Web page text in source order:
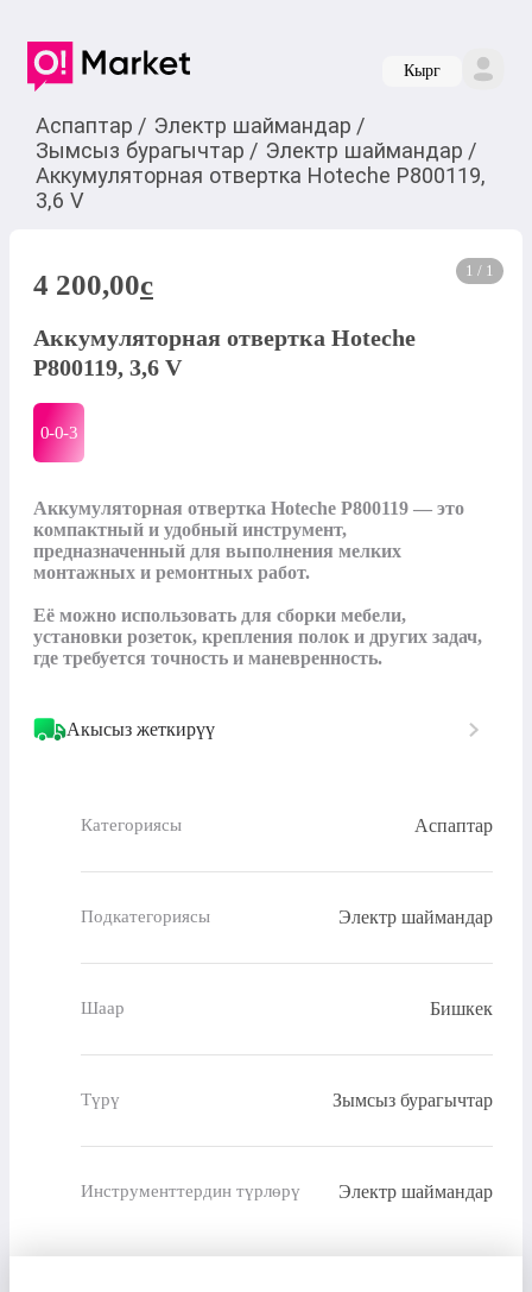
Кырг
Аспаптар / Электр шаймандар /
Зымсыз бурагычтар / Электр шаймандар /
Аккумуляторная отвертка Hoteche P800119,
3,6 V
1 / 1
4 200,00c
Аккумуляторная отвертка Hoteche
P800119, 3,6 V
0-0-3
Аккумуляторная отвертка Hoteche P800119 — это
компактный и удобный инструмент,
предназначенный для выполнения мелких
монтажных и ремонтных работ.
Её можно использовать для сборки мебели,
установки розеток, крепления полок и других задач,
где требуется точность и маневренность.
Акысыз жеткирүү
Категориясы Аспаптар
Подкатегориясы Электр шаймандар
Шаар Бишкек
Түрү Зымсыз бурагычтар
Инструменттердин түрлөрү Электр шаймандар